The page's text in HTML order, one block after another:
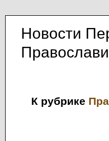
Новости
К рубрике